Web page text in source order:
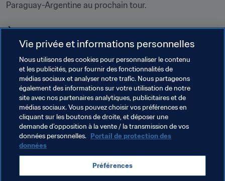
Paraguay-Argentine au prochain tour.
À venir
[[flag-ned-xs]] Pays-Bas - vainqueur du match
Paraguay-Argentine (10 novembre, Vitória/Cariacica,
16h30 heure locale)
Thèmes en lien
Coupe du Monde U-17 de la FIFA, Brésil 2019™
Nigeria Netherlands
Vie privée et informations personnelles
Nous utilisons des cookies pour personnaliser le contenu
et les publicités, pour fournir des fonctionnalités de
médias sociaux et analyser notre trafic. Nous partageons
également des informations sur votre utilisation de notre
site avec nos partenaires analytiques, publicitaires et de
médias sociaux. Vous pouvez choisir vos préférences en
cliquant sur les boutons de droite, et déposer une
demande d’opposition à la vente / la transmission de vos
données personnelles. Portail de protection des
données
Préférences